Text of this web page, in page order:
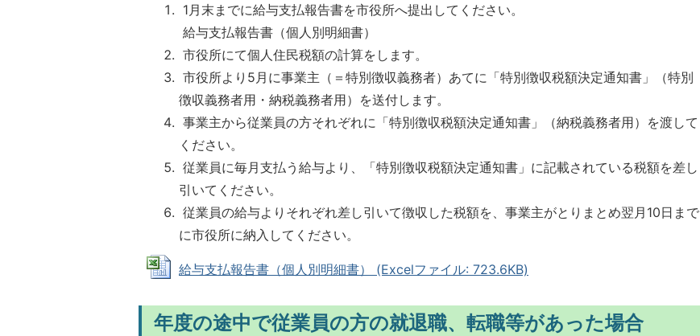
1月末までに給与支払報告書を市役所へ提出してください。
給与支払報告書（個人別明細書）
市役所にて個人住民税額の計算をします。
市役所より5月に事業主（＝特別徴収義務者）あてに「特別徴収税額決定通知書」（特別
徴収義務者用・納税義務者用）を送付します。
事業主から従業員の方それぞれに「特別徴収税額決定通知書」（納税義務者用）を渡して
ください。
従業員に毎月支払う給与より、「特別徴収税額決定通知書」に記載されている税額を差し
引いてください。
従業員の給与よりそれぞれ差し引いて徴収した税額を、事業主がとりまとめ翌月10日まで
に市役所に納入してください。
給与支払報告書（個人別明細書） (Excelファイル: 723.6KB)
年度の途中で従業員の方の就退職、転職等があった場合